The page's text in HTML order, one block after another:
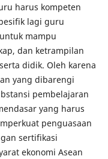
harus kompeten
lagi guru
mampu
dan ketrampilan
didik. Oleh karena
yang dibarengi
pembelajaran
yang harus
penguasaan
sertifikasi
ekonomi Asean